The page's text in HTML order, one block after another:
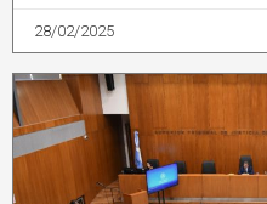
28/02/2025